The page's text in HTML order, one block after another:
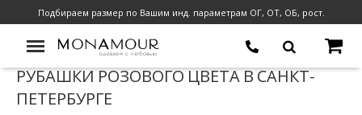
Подбираем размер по Вашим инд. параметрам ОГ, ОТ, ОБ, рост.
РУБАШКИ РОЗОВОГО ЦВЕТА В САНКТ-
ПЕТЕРБУРГЕ